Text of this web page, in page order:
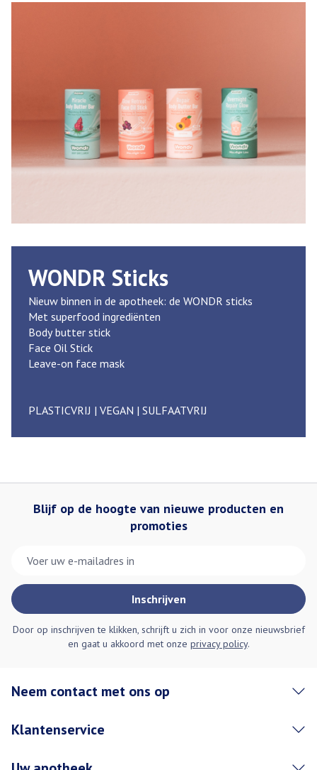
WONDR Sticks
Nieuw binnen in de apotheek: de WONDR sticks
Met superfood ingrediënten
Body butter stick
Face Oil Stick
Leave-on face mask
PLASTICVRIJ | VEGAN | SULFAATVRIJ
Blijf op de hoogte van nieuwe producten en
promoties
Inschrijven
Door op inschrijven te klikken, schrijft u zich in voor onze nieuwsbrief
en gaat u akkoord met onze privacy policy.
Neem contact met ons op
Klantenservice